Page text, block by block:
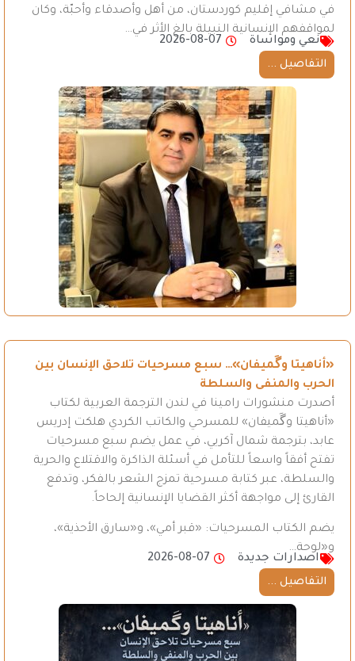
في مشافي إقليم كوردستان، من أهل وأصدقاء وأحبّة، وكان
لمواقفهم الإنسانية النبيلة بالغ الأثر في…
نعي ومواساة
2026-08-07
التفاصيل ...
«أناهيتا وگَميفان»… سبع مسرحيات تلاحق الإنسان بين
الحرب والمنفى والسلطة
أصدرت منشورات رامينا في لندن الترجمة العربية لكتاب
«أناهيتا وگَميفان» للمسرحي والكاتب الكردي هلكت إدريس
عابد، بترجمة شمال آكريي، في عمل يضم سبع مسرحيات
تفتح أفقاً واسعاً للتأمل في أسئلة الذاكرة والاقتلاع والحرية
والسلطة، عبر كتابة مسرحية تمزج الشعر بالفكر، وتدفع
القارئ إلى مواجهة أكثر القضايا الإنسانية إلحاحاً.
يضم الكتاب المسرحيات: «قبر أمي»، و«سارق الأحذية»،
و«لوحة…
اصدارات جديدة
2026-08-07
التفاصيل ...